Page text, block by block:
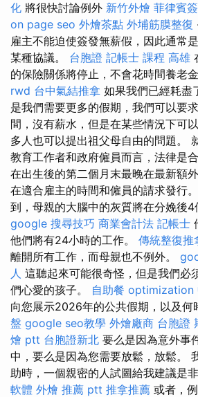
化 將很快討論例外 新竹外燴 菲律賓
on page seo 外燴茶點 外埔筋膜整復
雇主不能迫使簽發無薪假，因此通常
某種協議。 台胞證 記帳士 課程 高雄
的保險關係將停止，不會花時間養老金
rwd 台中氣結推拿 如果我們已經耗盡
是我們需要更多的假期，我們可以要
間，沒有薪水，但是在某些情況下可
多人也可以提出祖父母自由的問題。
教育工作者和政府僱員而言，法律是
在出生後的第二個月末最晚在最新額
在適合雇主的時間和僱員的請求發行
到，母親的大腦中的灰質將在分娩後4
google 搜尋技巧 商業會計法 記帳士
他們將有24小時的工作。 傳統整復推
離開所有工作，而母親也不例外。
人 這聽起來可能很奇怪，但是我們必
們心愛的孩子。 自助餐 optimization
向您展示2026年的公共假期，以及何
盤 google seo教學 外燴廠商 台胞證
燴 ptt 台胞證新北 要么是因為意外事
中，要么是因為您需要放鬆，放鬆。
助時，一個親密的人試圖給我建議是
軟體 外燴 推薦 ptt 推拿推薦 或者，